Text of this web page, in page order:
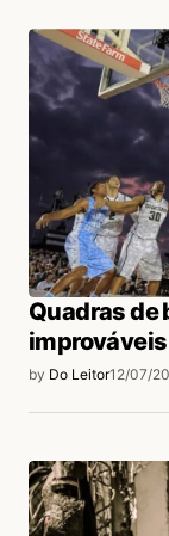
Quadras de
by Do Leitor12/07/